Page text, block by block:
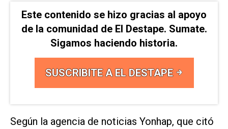
Este contenido se hizo gracias al apoyo
de la comunidad de El Destape. Sumate.
Sigamos haciendo historia.
SUSCRIBITE A EL DESTAPE
Según la agencia de noticias Yonhap, que citó